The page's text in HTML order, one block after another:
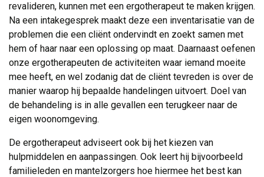
revalideren, kunnen met een ergotherapeut te maken krijgen.
Na een intakegesprek maakt deze een inventarisatie van de
problemen die een cliënt ondervindt en zoekt samen met
hem of haar naar een oplossing op maat. Daarnaast oefenen
onze ergotherapeuten de activiteiten waar iemand moeite
mee heeft, en wel zodanig dat de cliënt tevreden is over de
manier waarop hij bepaalde handelingen uitvoert. Doel van
de behandeling is in alle gevallen een terugkeer naar de
eigen woonomgeving.
De ergotherapeut adviseert ook bij het kiezen van
hulpmiddelen en aanpassingen. Ook leert hij bijvoorbeeld
familieleden en mantelzorgers hoe hiermee het best kan